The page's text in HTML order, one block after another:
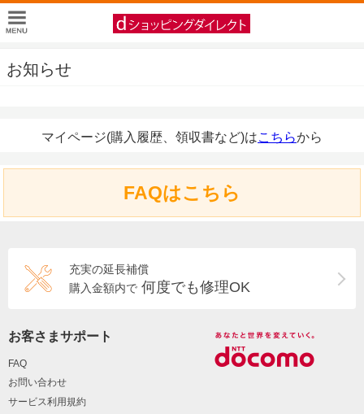
お知らせ
マイページ(購入履歴、領収書など)はこちらから
FAQはこちら
充実の延長補償
購入金額内で 何度でも修理OK
お客さまサポート
FAQ
お問い合わせ
サービス利用規約